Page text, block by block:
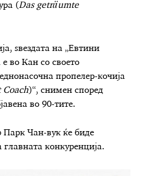
(Das geträumte
ѕвездата на „Евтини
во Кан со своето
пропелер-кочија
Coach)“, снимен според
во 90-тите.
Парк Чан-вук ќе биде
конкуренција.